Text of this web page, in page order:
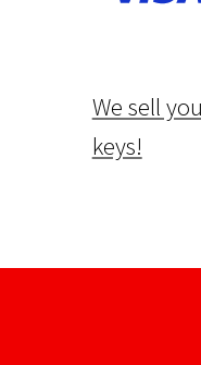
We sell
keys!